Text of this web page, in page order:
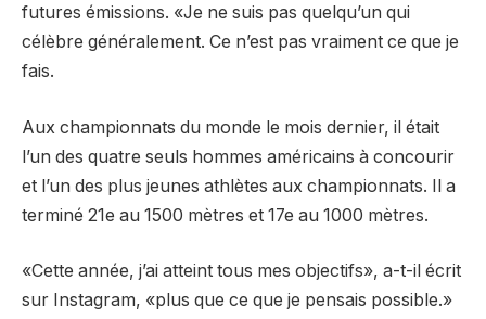
futures émissions. «Je ne suis pas quelqu’un qui
célèbre généralement. Ce n’est pas vraiment ce que je
fais.
Aux championnats du monde le mois dernier, il était
l’un des quatre seuls hommes américains à concourir
et l’un des plus jeunes athlètes aux championnats. Il a
terminé 21e au 1500 mètres et 17e au 1000 mètres.
«Cette année, j’ai atteint tous mes objectifs», a-t-il écrit
sur Instagram, «plus que ce que je pensais possible.»